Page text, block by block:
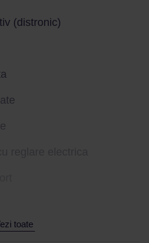
(distronic)
LED
toate